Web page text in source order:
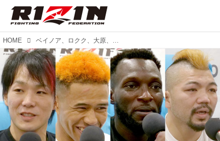
HOME ベイノア、ロクク、大原、渡慶次 など、Yogibo presents RIZIN.32 試合後インタビュー vol.3